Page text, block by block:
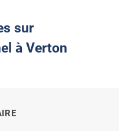
sur
à Verton